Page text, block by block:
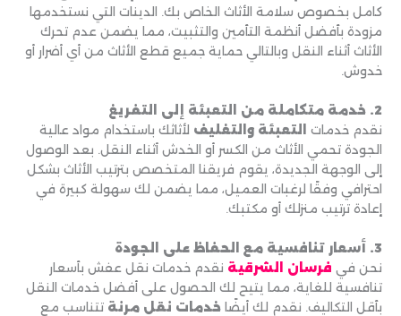
كامل بخصوص سلامة الأثاث الخاص بك. الدينات التي نستخدمها
مزودة بأفضل أنظمة التأمين والتثبيت، مما يضمن عدم تحرك
الأثاث أثناء النقل وبالتالي حماية جميع قطع الأثاث من أي أضرار أو
خدوش.
2. خدمة متكاملة من التعبئة إلى التفريغ
نقدم خدمات
التعبئة والتغليف لأثاثك باستخدام مواد عالية
الجودة تحمي الأثاث من الكسر أو الخدش أثناء النقل. بعد الوصول
إلى الوجهة الجديدة، يقوم فريقنا المتخصص بترتيب الأثاث بشكل
احترافي وفقًا لرغبات العميل، مما يضمن لك سهولة كبيرة في
إعادة ترتيب منزلك أو مكتبك.
3. أسعار تنافسية مع الحفاظ على الجودة
نحن في فرسان الشرقية نقدم خدمات نقل عفش بأسعار
تنافسية للغاية، مما يتيح لك الحصول على أفضل خدمات النقل
بأقل التكاليف. نقدم لك أيضًاخدمات نقل مرنة تتناسب مع